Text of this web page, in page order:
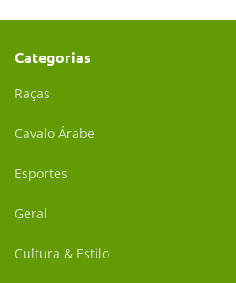
Categorias
Raças
Cavalo Árabe
Esportes
Geral
Cultura & Estilo